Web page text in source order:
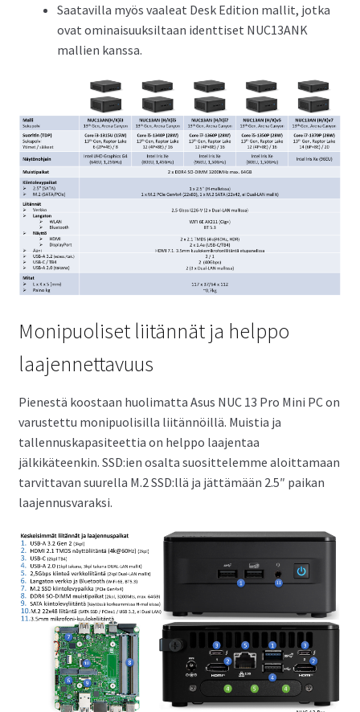
Saatavilla myös vaaleat Desk Edition mallit, jotka
ovat ominaisuuksiltaan identtiset NUC13ANK
mallien kanssa.
Monipuoliset liitännät ja helppo
laajennettavuus
Pienestä koostaan huolimatta Asus NUC 13 Pro Mini PC on
varustettu monipuolisilla liitännöillä. Muistia ja
tallennuskapasiteettia on helppo laajentaa
jälkikäteenkin. SSD:ien osalta suosittelemme aloittamaan
tarvittavan suurella M.2 SSD:llä ja jättämään 2.5″ paikan
laajennusvaraksi.